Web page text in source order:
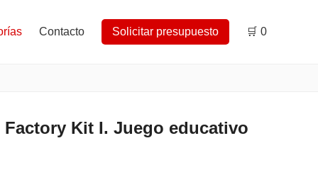
Contacto Solicitar presupuesto 🛒 0
Factory Kit I. Juego educativo